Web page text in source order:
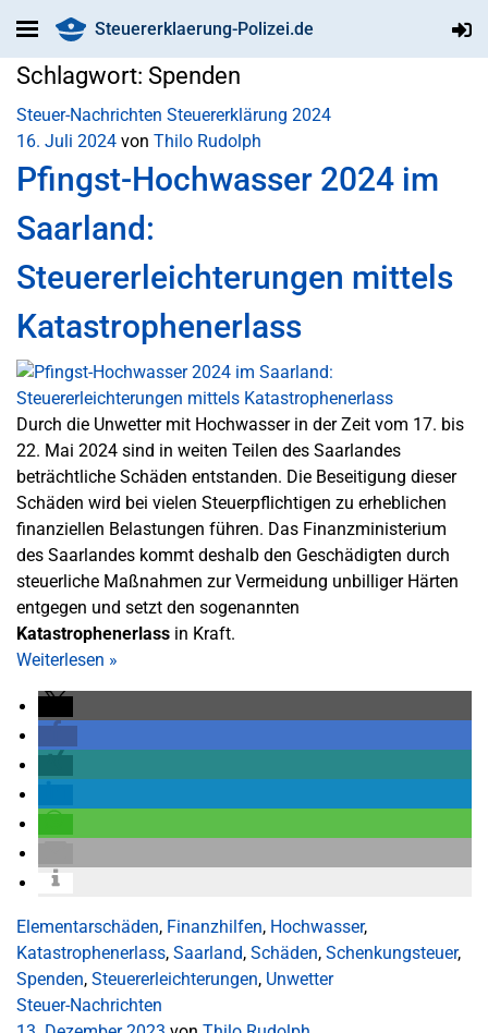
Steuererklaerung-Polizei.de
Schlagwort: Spenden
Steuer-Nachrichten Steuererklärung 2024
16. Juli 2024 von Thilo Rudolph
Pfingst-Hochwasser 2024 im
Saarland:
Steuererleichterungen mittels
Katastrophenerlass
Durch die Unwetter mit Hochwasser in der Zeit vom 17. bis
22. Mai 2024 sind in weiten Teilen des Saarlandes
beträchtliche Schäden entstanden. Die Beseitigung dieser
Schäden wird bei vielen Steuerpflichtigen zu erheblichen
finanziellen Belastungen führen. Das Finanzministerium
des Saarlandes kommt deshalb den Geschädigten durch
steuerliche Maßnahmen zur Vermeidung unbilliger Härten
entgegen und setzt den sogenannten
Katastrophenerlass in Kraft.
Weiterlesen »
Elementarschäden, Finanzhilfen, Hochwasser,
Katastrophenerlass, Saarland, Schäden, Schenkungsteuer,
Spenden, Steuererleichterungen, Unwetter
Steuer-Nachrichten